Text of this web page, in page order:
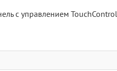
с управлением TouchControl